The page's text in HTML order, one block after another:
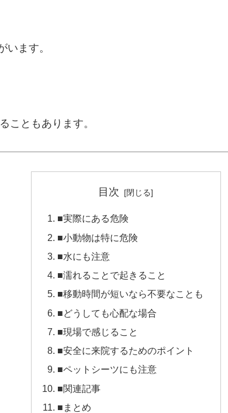
います。
こともあります。
目次
■実際にある危険
■小動物は特に危険
■水にも注意
■濡れることで起きること
■移動時間が短いなら不要なことも
■どうしても心配な場合
■現場で感じること
■安全に来院するためのポイント
■ペットシーツにも注意
■関連記事
■まとめ